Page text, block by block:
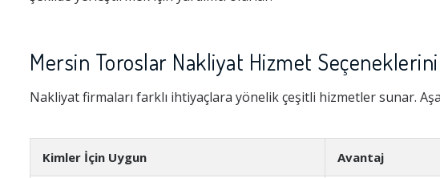
Mersin Toroslar Nakliyat Hizmet
Nakliyat firmaları farklı ihtiyaçlara yönelik çeşitli hizmetler sunar.
Kimler İçin Uygun Avantaj